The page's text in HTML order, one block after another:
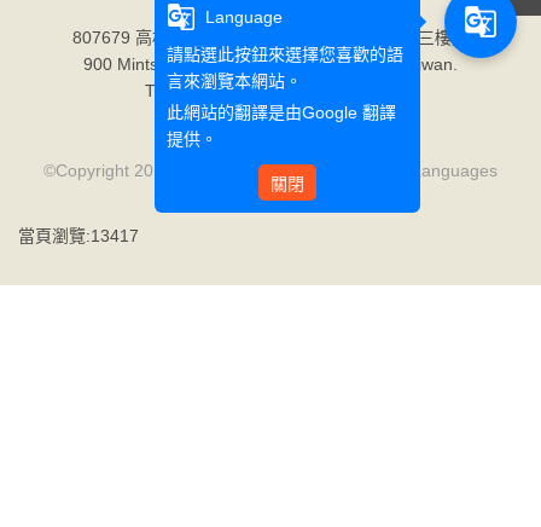
807679 高雄市三民區民族一路900號（至善樓三樓）
900 Mintsu 1st Road Kaohsiung 807679, Taiwan.
TEL: +886-7-342-6031 ext. 5202
FAX: +886-7-342-4325
E-mail: fli@mail.wzu.edu.tw
©Copyright 2017 Wenzao Ursuline University of Languages
ALL RIGHTS RESERVED
當頁瀏覽:13417
g_translate
Language
請點選此按鈕來選擇您喜歡的語
言來瀏覽本網站。
此網站的翻譯是由Google 翻譯
提供。
關閉
g_translate